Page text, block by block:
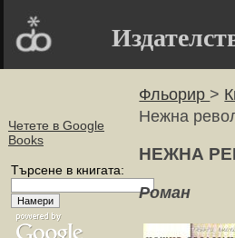
Четете в Google
Books
Търсене в книгата:
Фльорир >
Нежна
НЕЖНА
Роман